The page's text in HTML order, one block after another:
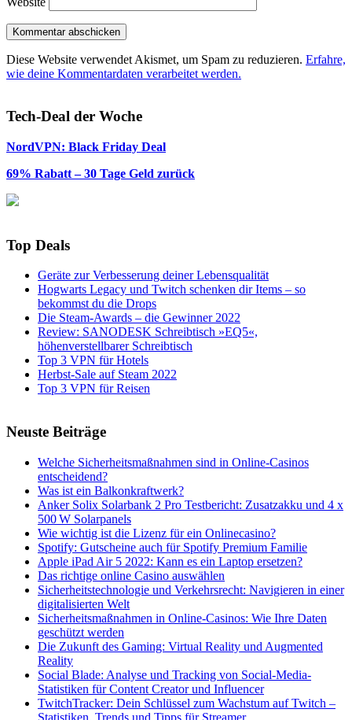
Diese Website verwendet Akismet, um Spam zu reduzieren. Erfahre,
wie deine Kommentardaten verarbeitet werden.
Tech-Deal der Woche
NordVPN: Black Friday Deal
69% Rabatt – 30 Tage Geld zurück
Top Deals
Geräte zur Verbesserung deiner Lebensqualität
Hogwarts Legacy und Twitch schenken dir Items – so
bekommst du die Drops
Die Steam-Awards – die Gewinner 2022
Review: SANODESK Schreibtisch »EQ5«,
höhenverstellbarer Schreibtisch
Top 3 VPN für Hotels
Herbst-Sale auf Steam 2022
Top 3 VPN für Reisen
Neuste Beiträge
Welche Sicherheitsmaßnahmen sind in Online-Casinos
entscheidend?
Was ist ein Balkonkraftwerk?
Anker Solix Solarbank 2 Pro Testbericht: Zusatzakku und 4 x
500 W Solarpanels
Wie wichtig ist die Lizenz für ein Onlinecasino?
Spotify: Gutscheine auch für Spotify Premium Familie
Apple iPad Air 5 2022: Kann es ein Laptop ersetzen?
Das richtige online Casino auswählen
Sicherheitstechnologie und Verkehrsrecht: Navigieren in einer
digitalisierten Welt
Sicherheitsmaßnahmen in Online-Casinos: Wie Ihre Daten
geschützt werden
Die Zukunft des Gaming: Virtual Reality und Augmented
Reality
Social Blade: Analyse und Tracking von Social-Media-
Statistiken für Content Creator und Influencer
TwitchTracker: Dein Schlüssel zum Wachstum auf Twitch –
Statistiken, Trends und Tipps für Streamer